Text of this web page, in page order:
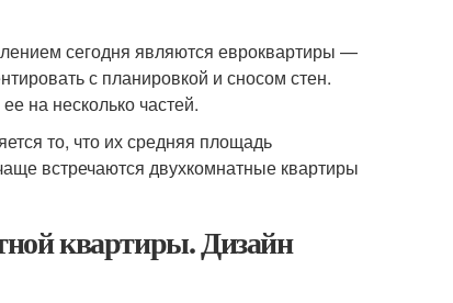
сегодня являются евроквартиры —
с планировкой и сносом стен.
на несколько частей.
то, что их средняя площадь
встречаются двухкомнатные квартиры
квартиры. Дизайн